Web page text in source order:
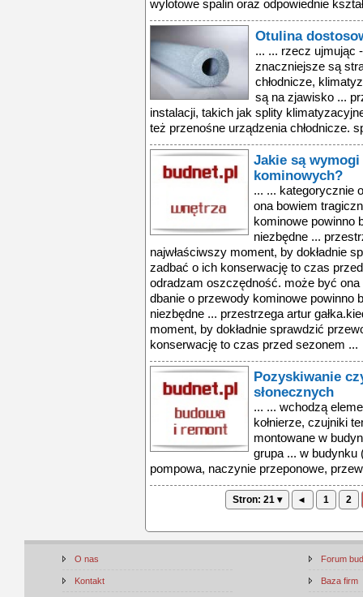
wylotowe spalin oraz odpowiednie
Otulina
... ... rzecz ujmując
znaczniejsze są
chłodnicze,
są na zjawisko ...
instalacji, takich jak splity
też przenośne urządzenia chłodnicze.
Jakie są
kominowych?
... ... kategorycznie
ona bowiem
kominowe powinno
niezbędne ...
najwłaściwszy moment, by dokładnie
zadbać o ich konserwację to czas
odradzam oszczędność. może być
dbanie o przewody kominowe powinno
niezbędne ... przestrzega artur
moment, by dokładnie sprawdzić
konserwację to czas przed sezonem ...
Pozyskiwanie
słonecznych
... ... wchodzą
kołnierze, czujniki
montowane w
grupa ... w budynku
pompowa, naczynie przeponowe,
Stron: 21 ▾ ◂ 1 2
O nas
Kontakt
Forum
Baza firm